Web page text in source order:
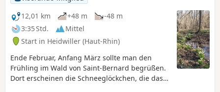
12,01 km
+48 m
-48 m
3:35 Std.
Mittel
Start in Heidwiller (Haut-Rhin)
Ende Februar, Anfang März sollte man den
Frühling im Wald von Saint-Bernard begrüßen.
Dort erscheinen die Schneeglöckchen, die das